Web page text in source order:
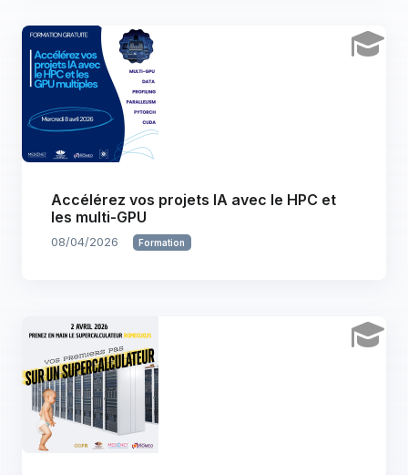
Accélérez vos projets IA avec le HPC et
les multi-GPU
08/04/2026 Formation